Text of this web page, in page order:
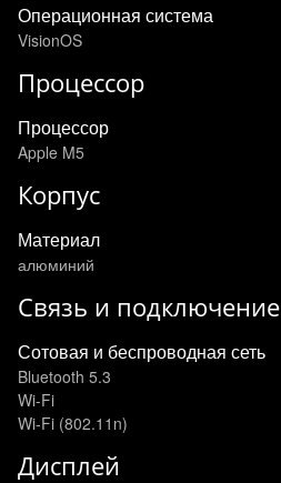
Операционная система
VisionOS
Процессор
Процессор
Apple M5
Корпус
Материал
алюминий
Связь и подключение
Сотовая и беспроводная сеть
Bluetooth 5.3
Wi-Fi
Wi-Fi (802.11n)
Дисплей